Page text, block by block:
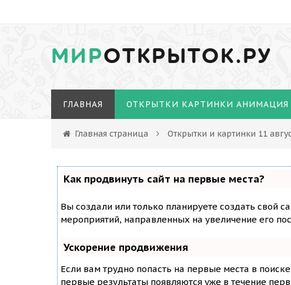
МИРОТКРЫТОК.РУ
ГЛАВНАЯ ОТКРЫТКИ КАРТИНКИ АНИМАЦИЯ
Главная страница Открытки и картинки 11
Как продвинуть сайт на первые места?
Вы создали или только планируете создать свой
мероприятий, направленных на увеличение его
Ускорение продвижения
Если вам трудно попасть на первые места в
первые результаты появляются уже в течение